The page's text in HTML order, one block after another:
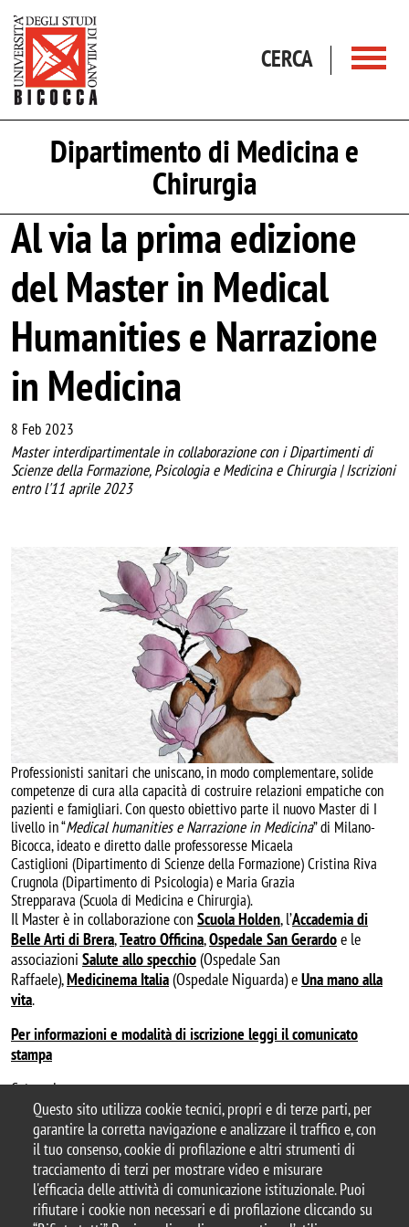
Questo sito utilizza cookie tecnici, propri e di terze parti, per
garantire la corretta navigazione e analizzare il traffico e, con
il tuo consenso, cookie di profilazione e altri strumenti di
tracciamento di terzi per mostrare video e misurare
l'efficacia delle attività di comunicazione istituzionale. Puoi
rifiutare i cookie non necessari e di profilazione cliccando su
CERCA
Dipartimento di Medicina e
Chirurgia
Al via la prima edizione
del Master in Medical
Humanities e Narrazione
in Medicina
8 Feb 2023
Master interdipartimentale in collaborazione con i Dipartimenti di
Scienze della Formazione, Psicologia e Medicina e Chirurgia | Iscrizioni
entro l'11 aprile 2023
Image
Professionisti sanitari che uniscano, in modo complementare, solide
competenze di cura alla capacità di costruire relazioni empatiche con
pazienti e famigliari. Con questo obiettivo parte il nuovo Master di I
livello in “Medical humanities e Narrazione in Medicina” di Milano-
Bicocca, ideato e diretto dalle professoresse Micaela
Castiglioni (Dipartimento di Scienze della Formazione) Cristina Riva
Crugnola (Dipartimento di Psicologia) e Maria Grazia
Strepparava (Scuola di Medicina e Chirurgia).
Il Master è in collaborazione con Scuola Holden, l’Accademia di
Belle Arti di Brera,Teatro Officina,Ospedale San Gerardoe le
associazioni Salute allo specchio(Ospedale San
Raffaele),Medicinema Italia(Ospedale Niguarda) eUna mano alla
vita.
Per informazioni e modalità di iscrizione leggi il comunicato
stampa
Categoria news
didattica
© 2025 Università degli Studi di Milano-Bicocca
Piazza dell'Ateneo Nuovo, 1 - 20126, Milano